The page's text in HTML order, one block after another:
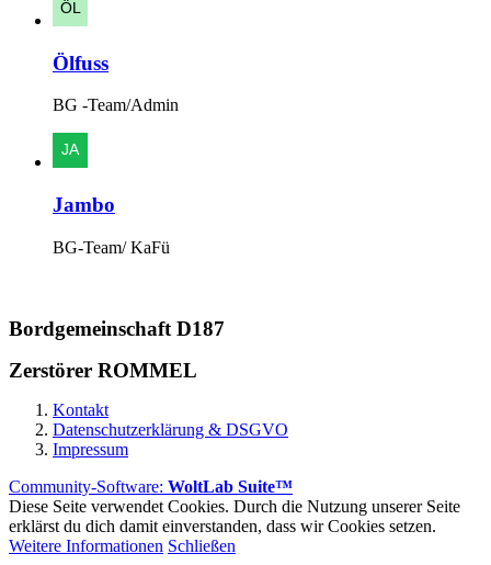
Ölfuss
BG -Team/Admin
Jambo
BG-Team/ KaFü
Bordgemeinschaft D187
Zerstörer ROMMEL
Kontakt
Datenschutzerklärung & DSGVO
Impressum
Community-Software: WoltLab Suite™
Diese Seite verwendet Cookies. Durch die Nutzung unserer Seite
erklärst du dich damit einverstanden, dass wir Cookies setzen.
Weitere Informationen Schließen